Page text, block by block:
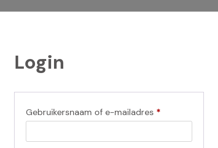
Login
Gebruikersnaam of e-mailadres *